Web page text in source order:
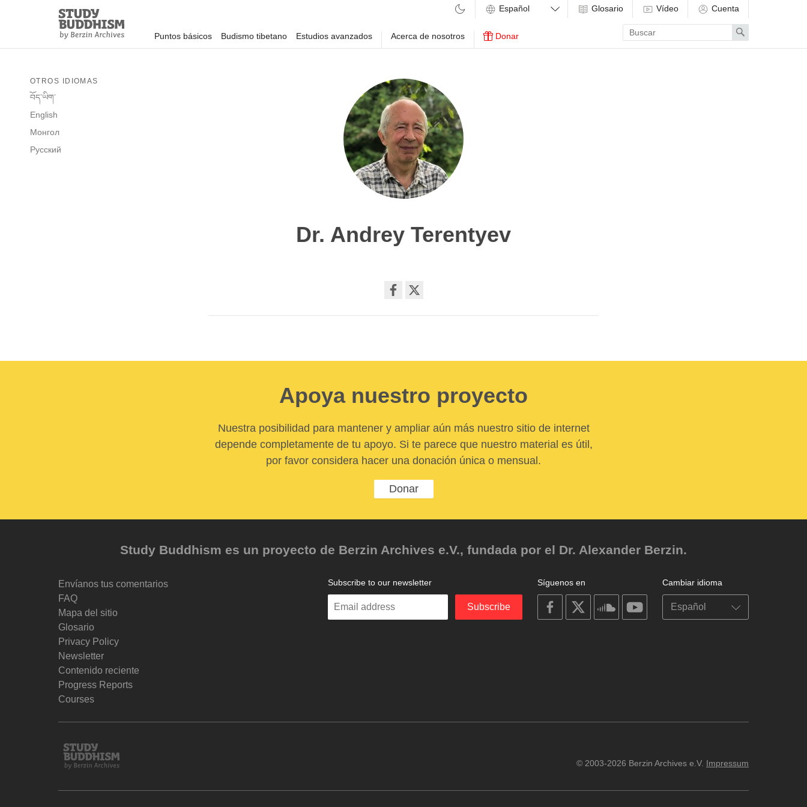
Study
Buddhism
Home
Puntos básicos Budismo tibetano Estudios avanzados Acerca de nosotros Donar
Glosario Vídeo Cuenta
Enter
search
term
Search
OTROS IDIOMAS
བོད་ཡིག་
English
Монгол
Русский
Dr. Andrey Terentyev
Apoya nuestro proyecto
Nuestra posibilidad para mantener y ampliar aún más nuestro sitio de internet
depende completamente de tu apoyo. Si te parece que nuestro material es útil,
por favor considera hacer una donación única o mensual.
Donar
Study Buddhism es un proyecto de Berzin Archives e.V., fundada por el Dr. Alexander Berzin.
Envíanos tus comentarios
FAQ
Mapa del sitio
Glosario
Privacy Policy
Newsletter
Contenido reciente
Progress Reports
Courses
Cambiar idioma
Síguenos en
on
facebook
soundcloudyoutube
Subscribe to our newsletter
Enter
Subscribe
Study
Buddhism
© 2003-2026 Berzin Archives e.V. Impressum